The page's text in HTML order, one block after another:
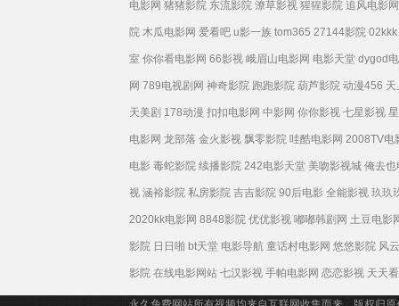
电影网 猪猪影院 东流影院 潦草影视 猩猩影院 追风电影网
院 木瓜电影网 爱看吧 u影一族 tom365 27144影院 02kkk
室 你你看电影网 66影视 峨眉山电影网 电影天堂 dygod
网 789电视剧网 神奇影院 跑跑影院 葫芦影院 动漫456 天
天美剧 178动漫 扣扣电影网 中影网 你你影视 七星影视
电影网 龙部落 金火影视 飘零影院 哇酷电影网 2008TV电
电影 毒蛇影院 续播影院 242电影天堂 美吻影视城 俺去也
视 涵裕影院 私房影院 吉吉影院 90后电影 全能影视 玖玖
2020kk电影网 8848影院 优优影视 嘟嘟韩剧网 土豆电影
影院 日日啪 bt天堂 电影导航 童话村电影网 悠悠影院 风
影院 在线电影网站 七汉影视 手帕电影网 恋恋影视 天天